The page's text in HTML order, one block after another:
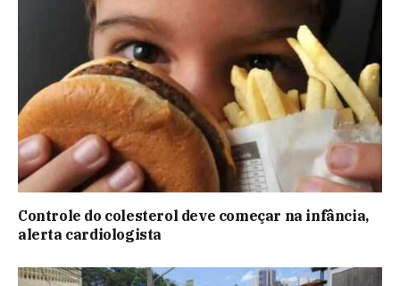
Controle do colesterol deve começar na infância,
alerta cardiologista